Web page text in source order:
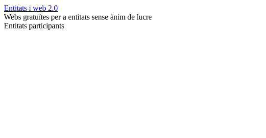
Entitats i web 2.0
Webs gratuïtes per a entitats sense ànim de lucre
Entitats participants